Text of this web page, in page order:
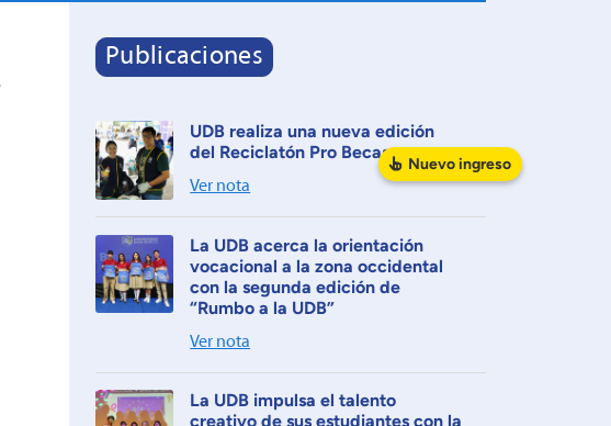
Publicaciones
UDB realiza una nueva edición
del Reciclatón Pro Becas
Ver nota
La UDB acerca la orientación
vocacional a la zona occidental
con la segunda edición de
“Rumbo a la UDB”
Ver nota
La UDB impulsa el talento
creativo de sus estudiantes con la
Nuevoingreso